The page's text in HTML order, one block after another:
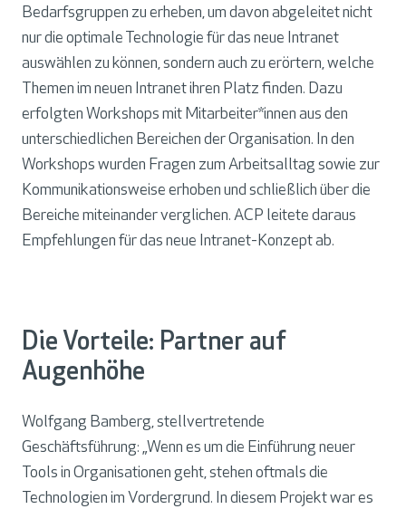
Bedarfsgruppen zu erheben, um davon abgeleitet nicht
nur die optimale Technologie für das neue Intranet
auswählen zu können, sondern auch zu erörtern, welche
Themen im neuen Intranet ihren Platz finden. Dazu
erfolgten Workshops mit Mitarbeiter*innen aus den
unterschiedlichen Bereichen der Organisation. In den
Workshops wurden Fragen zum Arbeitsalltag sowie zur
Kommunikationsweise erhoben und schließlich über die
Bereiche miteinander verglichen. ACP leitete daraus
Empfehlungen für das neue Intranet-Konzept ab.
Die Vorteile: Partner auf
Augenhöhe
Wolfgang Bamberg, stellvertretende
Geschäftsführung: „Wenn es um die Einführung neuer
Tools in Organisationen geht, stehen oftmals die
Technologien im Vordergrund. In diesem Projekt war es